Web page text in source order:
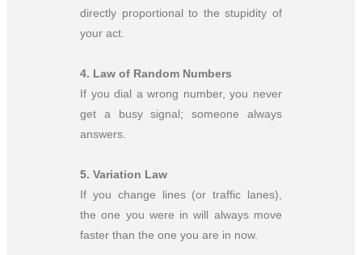
directly proportional to the stupidity of
your act.
4. Law of Random Numbers
If you dial a wrong number, you never
get a busy signal; someone always
answers.
5. Variation Law
If you change lines (or traffic lanes),
the one you were in will always move
faster than the one you are in now.